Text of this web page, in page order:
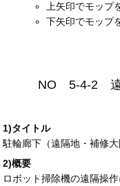
上矢印でモップ
下矢印でモップ
NO 5-4-2 遠
1)タイトル
駐輪廊下（遠隔地・補修大
2)概要
ロボット掃除機の遠隔操